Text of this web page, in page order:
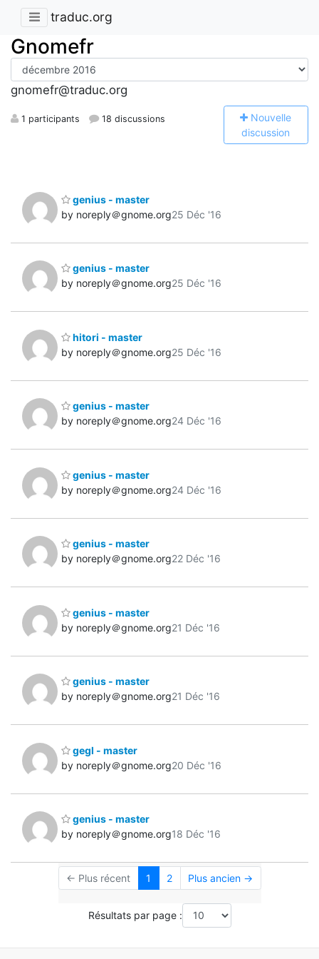
traduc.org
Gnomefr
gnomefr@traduc.org
1 participants 18 discussions Nouvelle
discussion
genius - master
by noreply＠gnome.org25 Déc '16
genius - master
by noreply＠gnome.org25 Déc '16
hitori - master
by noreply＠gnome.org25 Déc '16
genius - master
by noreply＠gnome.org24 Déc '16
genius - master
by noreply＠gnome.org24 Déc '16
genius - master
by noreply＠gnome.org22 Déc '16
genius - master
by noreply＠gnome.org21 Déc '16
genius - master
by noreply＠gnome.org21 Déc '16
gegl - master
by noreply＠gnome.org20 Déc '16
genius - master
by noreply＠gnome.org18 Déc '16
← Plus récent 1 2 Plus ancien →
Résultats par page :